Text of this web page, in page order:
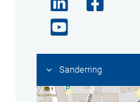
Sanderring